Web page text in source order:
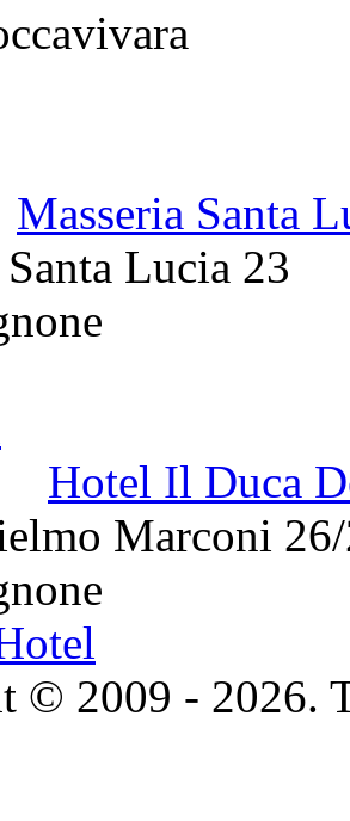
Masseria Santa
Lucia 23
Hotel Il Duca
Marconi
© 2009 - 2026.